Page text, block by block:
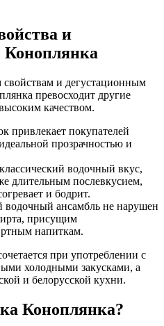
и
Коноплянка
и дегустационным
превосходит другие
качеством.
привлекает покупателей
прозрачностью и
водочный вкус,
длительным послевкусием,
и бодрит.
ансамбль не нарушен
присущим
напиткам.
при употреблении с
холодными закусками, а
и белорусской кухни.
Коноплянка?